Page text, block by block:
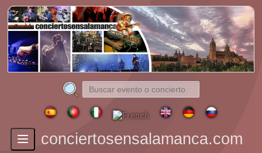
Toggle
navigationconciertosensalamanca.com